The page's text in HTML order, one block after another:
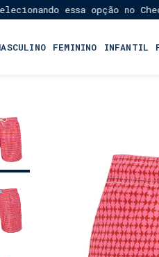
essa opção no Checkout!
FEMININO INFANTIL